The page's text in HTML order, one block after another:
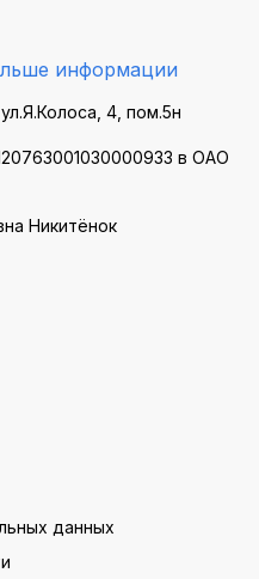
информации
4, пом.5н
в ОАО
Никитёнок
данных